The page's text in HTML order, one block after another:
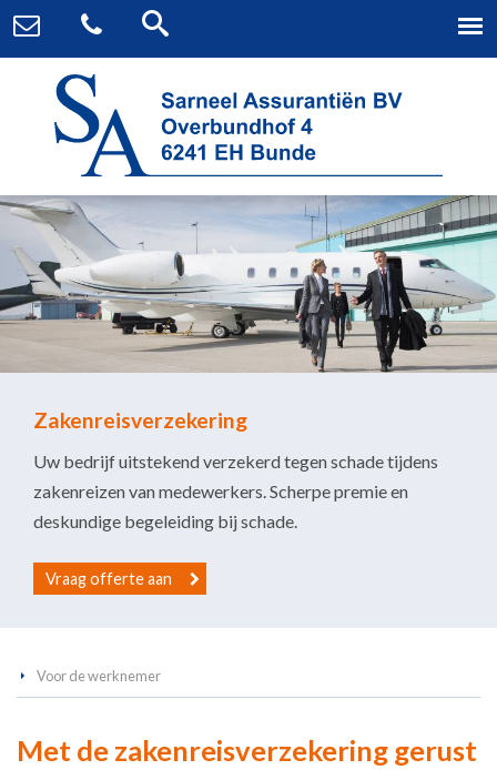
Zakenreisverzekering
Uw bedrijf uitstekend verzekerd tegen schade tijdens
zakenreizen van medewerkers. Scherpe premie en
deskundige begeleiding bij schade.
Vraag offerte aan
Voor de werknemer
Met de zakenreisverzekering gerust